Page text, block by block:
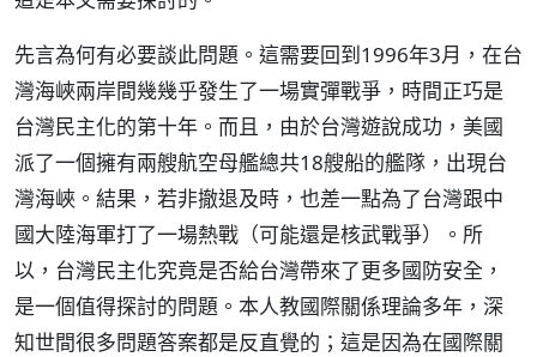
先言為何有必要談此問題。這需要回到1996年3月，在台
灣海峽兩岸間幾幾乎發生了一場實彈戰爭，時間正巧是
台灣民主化的第十年。而且，由於台灣遊說成功，美國
派了一個擁有兩艘航空母艦總共18艘船的艦隊，出現台
灣海峽。結果，若非撤退及時，也差一點為了台灣跟中
國大陸海軍打了一場熱戰（可能還是核武戰爭）。所
以，台灣民主化究竟是否給台灣帶來了更多國防安全，
是一個值得探討的問題。本人教國際關係理論多年，深
知世間很多問題答案都是反直覺的；這是因為在國際關